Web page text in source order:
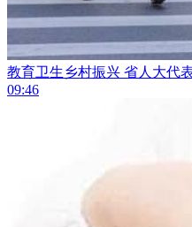
教育卫生乡村振兴 省人大代
09:46